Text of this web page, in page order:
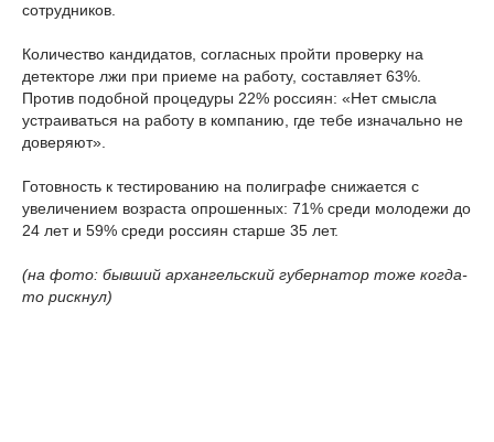
сотрудников.
Количество кандидатов, согласных пройти проверку на
детекторе лжи при приеме на работу, составляет 63%.
Против подобной процедуры 22% россиян: «Нет смысла
устраиваться на работу в компанию, где тебе изначально не
доверяют».
Готовность к тестированию на полиграфе снижается с
увеличением возраста опрошенных: 71% среди молодежи до
24 лет и 59% среди россиян старше 35 лет.
(на фото: бывший архангельский губернатор тоже когда-
то рискнул)